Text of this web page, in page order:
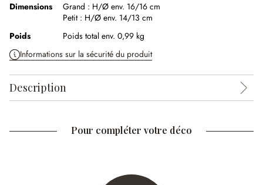
Dimensions
Grand : H/Ø env. 16/16 cm
Petit : H/Ø env. 14/13 cm
Poids
Poids total env. 0,99 kg
Informations sur la sécurité du produit
Description
Pour compléter votre déco